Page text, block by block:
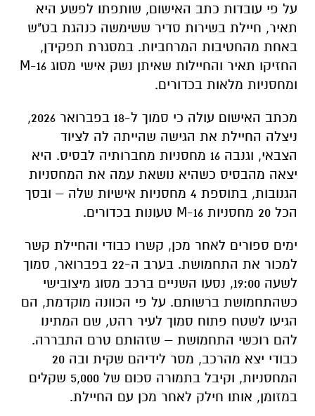
על פי עובדות כתב האישום, שותפתו לפשע היא
תאיר, חיילת בשירות סדיר ששימשה כנהגת בט"ש
באחת מהחטיבות המרחביות. במסגרת תפקידן,
החזיקו תאיר והחיילות שאיתן נשק אישי מסוג M-16
ומחסניות מלאות בכדורים.
מכתב האישום עולה כי סמוך ל-18 בפברואר 2026,
ניצלה החיילת את הגישה שהייתה לה לציוד
הצבאי, וגנבה 16 מחסניות מחברותיה לבסיס. היא
יצאה מהבסיס כשהיא נושאת עמה את המחסניות
הגנובות, בתוספת 4 מחסניות אישיות שלה – ובסך
הכל 20 מחסניות M-16 טעונות בכדורים.
ימים ספורים לאחר מכן, קשרו כבודי והחיילת קשר
למכור את התחמושת. בערב ה-22 בפברואר, סמוך
לשעה 19:00, נסעו השניים ברכב מסוג מיצובישי
כשהתחמושת ברשותם. על פי הכוונה מוקדמת, הם
הגיעו לשטח פתוח סמוך לעיר רהט, שם המתינו
להם רוכשי התחמושת – שזהותם טרם התבררה.
כבודי יצא מהרכב, מסר לידיהם שקית ובה 20
המחסניות, וקיבל בתמורה סכום של 5,000 שקלים
במזומן, אותו חילק לאחר מכן עם החיילת.